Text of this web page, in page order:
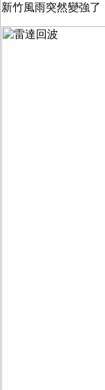
新竹風雨突然變強了